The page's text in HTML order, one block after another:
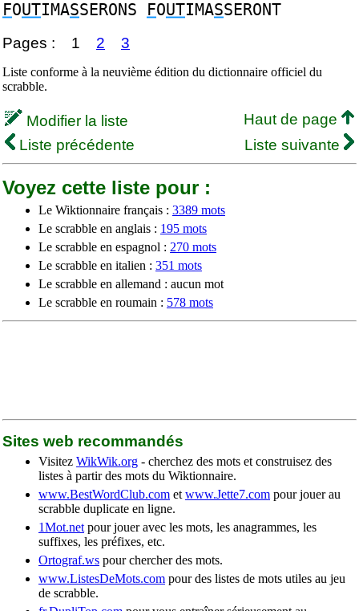
FOUTIMASSERONS FOUTIMASSERONT
Pages : 1 2 3
Liste conforme à la neuvième édition du dictionnaire officiel du
scrabble.
Modifier la liste
Haut de page
Liste précédente
Liste suivante
Voyez cette liste pour :
Le Wiktionnaire français : 3389 mots
Le scrabble en anglais : 195 mots
Le scrabble en espagnol : 270 mots
Le scrabble en italien : 351 mots
Le scrabble en allemand : aucun mot
Le scrabble en roumain : 578 mots
Sites web recommandés
Visitez WikWik.org - cherchez des mots et construisez des
listes à partir des mots du Wiktionnaire.
www.BestWordClub.com et www.Jette7.com pour jouer au
scrabble duplicate en ligne.
1Mot.net pour jouer avec les mots, les anagrammes, les
suffixes, les préfixes, etc.
Ortograf.ws pour chercher des mots.
www.ListesDeMots.com pour des listes de mots utiles au jeu
de scrabble.